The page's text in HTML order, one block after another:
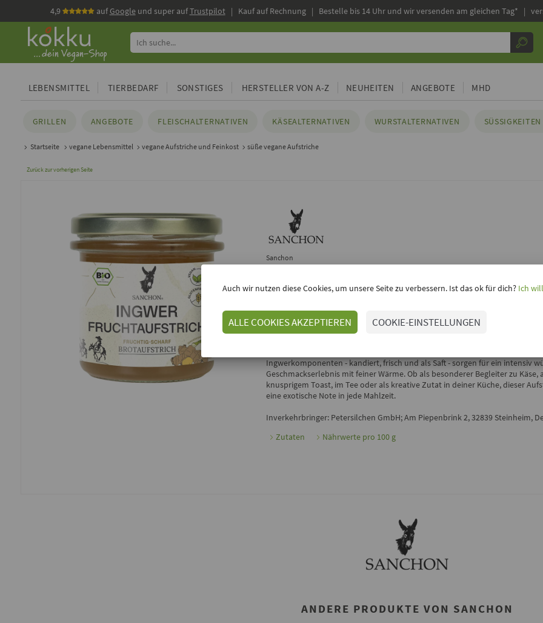
4,9 aufGoogleund super aufTrustpilot| Kauf auf Rechnung | Bestelle bis 14 Uhr und wir versenden am gleichen Tag* |
LEBENSMITTEL TIERBEDARF SONSTIGES HERSTELLER VON A-Z NEUHEITEN ANGEBOTE MHD
GRILLEN ANGEBOTE FLEISCHALTERNATIVEN KÄSEALTERNATIVEN WURSTALTERNATIVEN SÜSSIGKEITEN
Startseite vegane Lebensmittel vegane Aufstriche und Feinkost süße vegane Aufstriche
Zurück zur vorherigen Seite
Sanchon
SANCHON - VEGANER INGWER FRUCHTAUFSTRICH
Ingwerkomponenten - kandiert, frisch und als Saft - sorgen für ein intensiv
Geschmackserlebnis mit feiner Wärme. Ob als besonderer Begleiter zu Käse,
knusprigem Toast, im Tee oder als kreative Zutat in deiner Küche, dieser
eine exotische Note in jede Mahlzeit.
Inverkehrbringer: Petersilchen GmbH; Am Piepenbrink 2, 32839 Steinheim,
Zutaten
Nährwerte pro 100 g
ANDERE PRODUKTE VON SANCHON
Auch wir nutzen diese Cookies, um unsere Seite zu verbessern. Ist das ok für dich?Ich
ALLE COOKIES AKZEPTIEREN COOKIE-EINSTELLUNGEN